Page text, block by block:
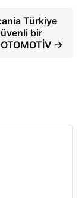
Türkiye
bir
→